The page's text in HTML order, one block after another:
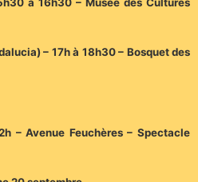
– 17h à 18h30 – Bosquet des
– Avenue Feuchères – Spectacle